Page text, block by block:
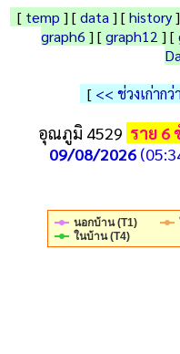
[ temp ] [data ] [history
graph6 ] [graph12 ] [
[ << ช่วงเก่ากว่า
อุณภูมิ 4529 ราย 6
09/08/2026
นอกบ้าน (T1)
ในบ้าน (T4)